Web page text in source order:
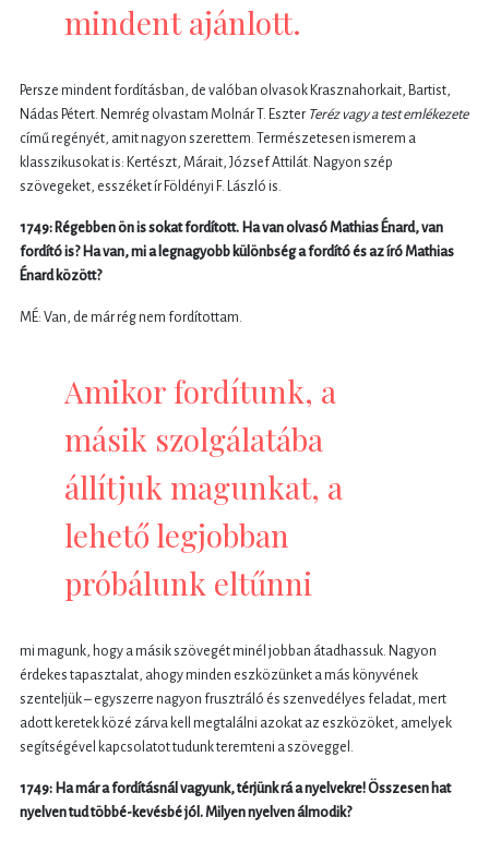
mindent ajánlott.
Persze mindent fordításban, de valóban olvasok Krasznahorkait, Bartist,
Nádas Pétert. Nemrég olvastam Molnár T. Eszter Teréz vagy a test emlékezete
című regényét, amit nagyon szerettem. Természetesen ismerem a
klasszikusokat is: Kertészt, Márait, József Attilát. Nagyon szép
szövegeket, esszéket ír Földényi F. László is.
1749: Régebben ön is sokat fordított. Ha van olvasó Mathias Énard, van
fordító is? Ha van, mi a legnagyobb különbség a fordító és az író Mathias
Énard között?
MÉ: Van, de már rég nem fordítottam.
Amikor fordítunk, a
másik szolgálatába
állítjuk magunkat, a
lehető legjobban
próbálunk eltűnni
mi magunk, hogy a másik szövegét minél jobban átadhassuk. Nagyon
érdekes tapasztalat, ahogy minden eszközünket a más könyvének
szenteljük – egyszerre nagyon frusztráló és szenvedélyes feladat, mert
adott keretek közé zárva kell megtalálni azokat az eszközöket, amelyek
segítségével kapcsolatot tudunk teremteni a szöveggel.
1749: Ha már a fordításnál vagyunk, térjünk rá a nyelvekre! Összesen hat
nyelven tud többé-kevésbé jól. Milyen nyelven álmodik?